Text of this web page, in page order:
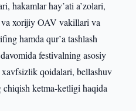
hakamlar hay’ati a’zolari,
xorijiy OAV vakillari va
hamda qur’a tashlash
festivalning asosiy
qoidalari, bellashuv
ketma-ketligi haqida